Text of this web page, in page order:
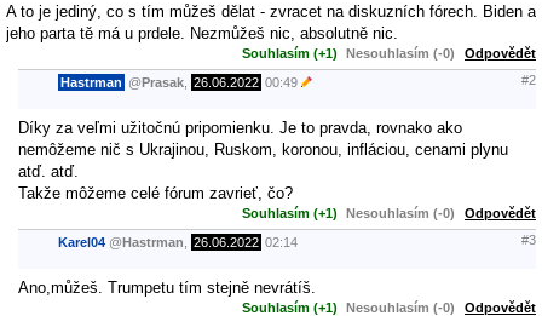
A to je jediný, co s tím můžeš dělat - zvracet na diskuzních fórech. Biden a
jeho parta tě má u prdele. Nezmůžeš nic, absolutně nic.
Souhlasím (+1) Nesouhlasím (-0) Odpovědět
Hastrman @ Prasak 26.06.2022 00:49 #2
Díky za veľmi užitočnú pripomienku. Je to pravda, rovnako ako
nemôžeme nič s Ukrajinou, Ruskom, koronou, infláciou, cenami plynu
atď. atď.
Takže môžeme celé fórum zavrieť, čo?
Souhlasím (+1) Nesouhlasím (-0) Odpovědět
Karel04 @ Hastrman 26.06.2022 02:14 #3
Ano,můžeš. Trumpetu tím stejně nevrátíš.
Souhlasím (+1) Nesouhlasím (-0) Odpovědět